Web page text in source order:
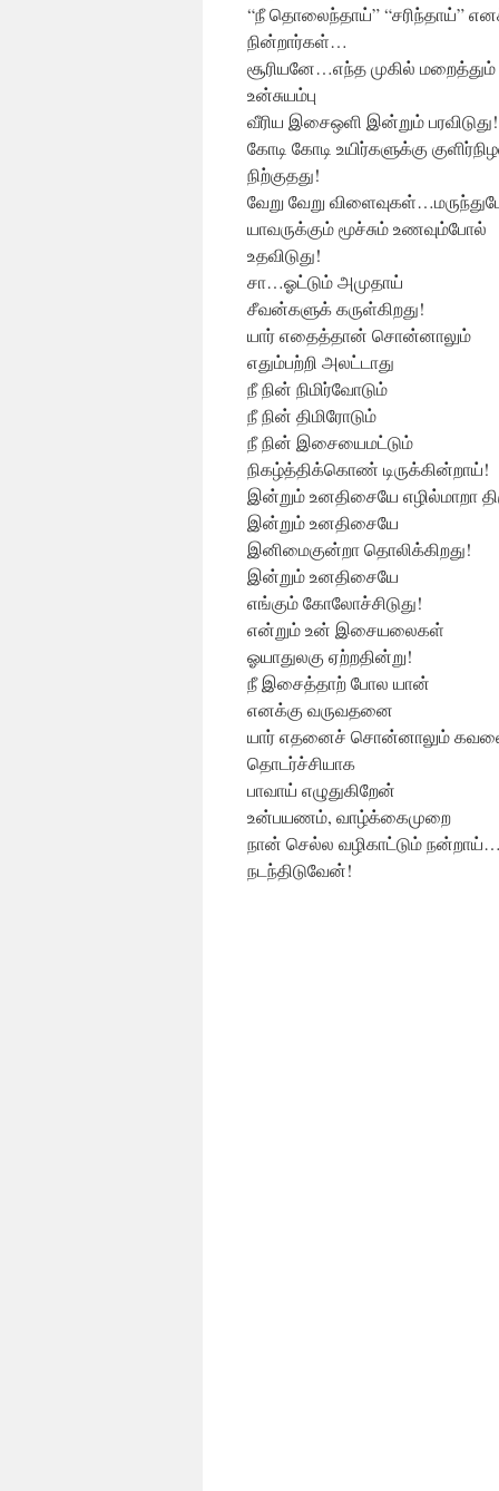
“நீ தொலைந்தாய்” “சரிந்தாய்”
நின்றார்கள்…
சூரியனே…எந்த முகில் மறைத்தும்
உன்சுயம்பு
வீரிய இசைஒளி இன்றும் பரவிடுது!
கோடி கோடி உயிர்களுக்கு
நிற்குதது!
வேறு வேறு
யாவருக்கும் மூச்சும் உணவும்போல்
உதவிடுது!
சா…ஓட்டும் அமுதாய்
சீவன்களுக் கருள்கிறது!
யார் எதைத்தான் சொன்னாலும்
எதும்பற்றி அலட்டாது
நீ நின் நிமிர்வோடும்
நீ நின் திமிரோடும்
நீ நின் இசையைமட்டும்
நிகழ்த்திக்கொண் டிருக்கின்றாய்!
இன்றும் உனதிசையே எழில்மாறா
இன்றும் உனதிசையே
இனிமைகுன்றா தொலிக்கிறது!
இன்றும் உனதிசையே
எங்கும் கோலோச்சிடுது!
என்றும் உன் இசையலைகள்
ஓயாதுலகு ஏற்றதின்று!
நீ இசைத்தாற் போல யான்
எனக்கு வருவதனை
யார் எதனைச் சொன்னாலும்
தொடர்ச்சியாக
பாவாய் எழுதுகிறேன்
உன்பயணம், வாழ்க்கைமுறை
நான் செல்ல வழிகாட்டும் நன்றாய்…
நடந்திடுவேன்!